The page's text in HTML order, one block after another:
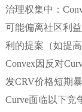
治理权集中：
可能偏离社区利
利的提案（如提
Convex因反对
发CRV价格短期暴
Curve面临以下竞